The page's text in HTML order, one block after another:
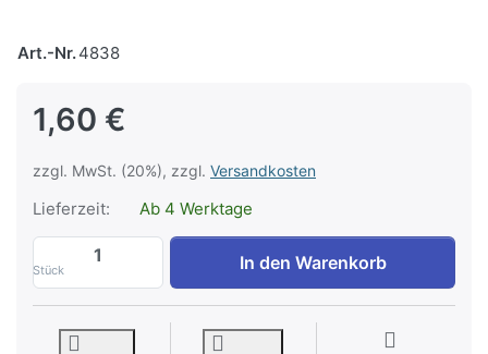
Art.-Nr.4838
1,60 €
zzgl. MwSt. (20%), zzgl. Versandkosten
Lieferzeit: Ab 4 Werktage
Stück
Spender für 1000ml flüssig Seife zu 1,60
In den Warenkorb